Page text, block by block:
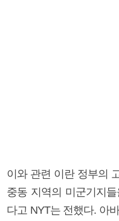
이와 관련 이란 정부의
중동 지역의 미군기지
다고 NYT는 전했다. 아